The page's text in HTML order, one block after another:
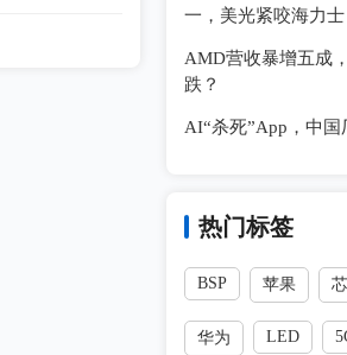
一，美光紧咬海力士
AMD营收暴增五成
跌？
AI“杀死”App，中
热门标签
BSP 苹果
华为 LED